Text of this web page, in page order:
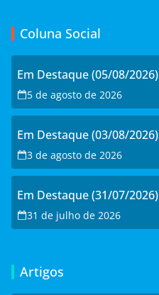
Coluna Social
Em Destaque (05/08/2026)
5 de agosto de 2026
Em Destaque (03/08/2026)
3 de agosto de 2026
Em Destaque (31/07/2026)
31 de julho de 2026
Artigos